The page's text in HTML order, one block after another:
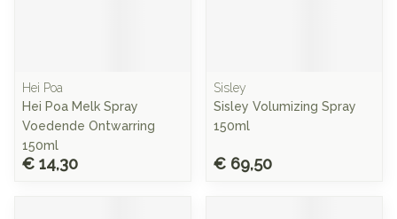
Hei Poa
Hei Poa Melk Spray
Voedende Ontwarring
150ml
€ 14,30
Sisley
Sisley Volumizing Spray
150ml
€ 69,50